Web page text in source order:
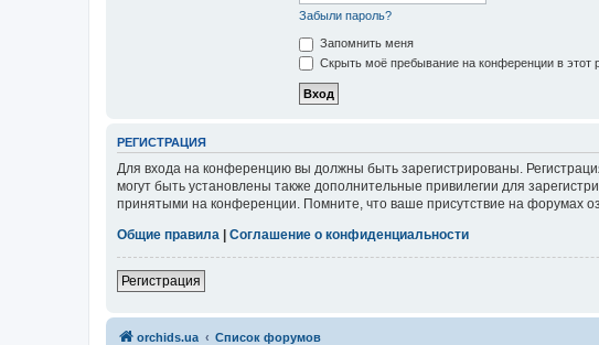
Забыли пароль?
Запомнить меня
Скрыть моё пребывание на конференции в этот
РЕГИСТРАЦИЯ
Для входа на конференцию вы должны быть зарегистрированы.
могут быть установлены также дополнительные привилегии для
принятыми на конференции. Помните, что ваше присутствие на форумах
Общие правила | Соглашение о конфиденциальности
Регистрация
orchids.ua Список форумов